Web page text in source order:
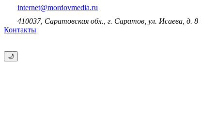
internet@mordovmedia.ru
410037, Саратовская обл., г. Саратов, ул. Исаева, д. 8
Контакты
🌙